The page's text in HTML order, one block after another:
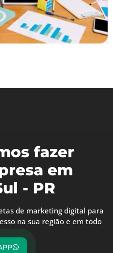
fazer
em
- PR
de marketing digital para
na sua região e em todo